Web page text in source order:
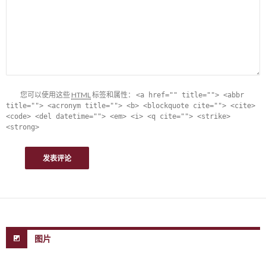
您可以使用这些 HTML标签和属性： <a href="" title=""> <abbr
title=""> <acronym title=""> <b> <blockquote cite=""> <cite>
<code> <del datetime=""> <em> <i> <q cite=""> <strike>
<strong>
图片